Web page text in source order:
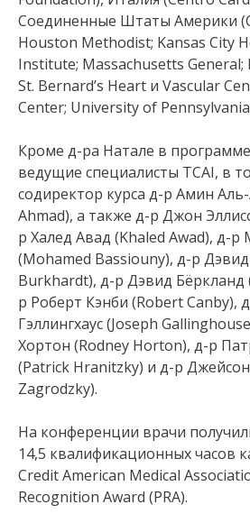
Соединенные Штаты Америки
Houston Methodist; Kansas City
Institute; Massachusetts
St. Bernard’s Heart и Vascular
Center; University of
Кроме д-ра Натале в
ведущие специалисты TCAI, в
содиректор курса д-р Амин
Ahmad), а также д-р Джон
р Халед Авад (Khaled Awad), д-р
(Mohamed Bassiouny), д-р
Burkhardt), д-р Дэвид Бёркланд
р Роберт Кэнби (Robert Canby),
Гэллингхаус (Joseph
Хортон (Rodney Horton), д-р
(Patrick Hranitzky) и д-р Джейсон
Zagrodzky).
На конференции врачи
14,5 квалификационных часов
Credit American Medical
Recognition Award (PRA).